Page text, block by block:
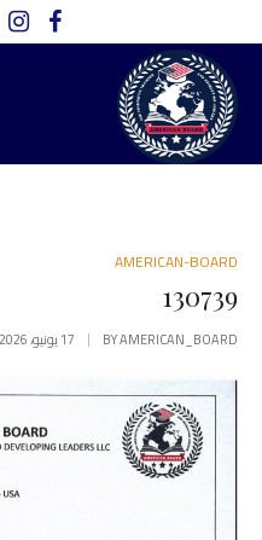
AMERICAN-BOARD
130739
BYAMERICAN_BOARD 17 يونيو، 2026